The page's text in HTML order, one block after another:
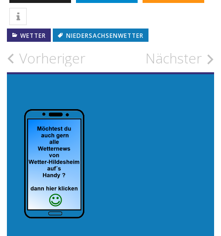
WETTER NIEDERSACHSENWETTER
Beitragsnavigation
Vorheriger Nächster